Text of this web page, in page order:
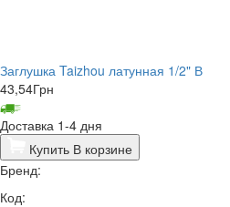
Заглушка Taizhou латунная 1/2" В
43,54Грн
Доставка 1-4 дня
Купить В корзине
Бренд:
Код: